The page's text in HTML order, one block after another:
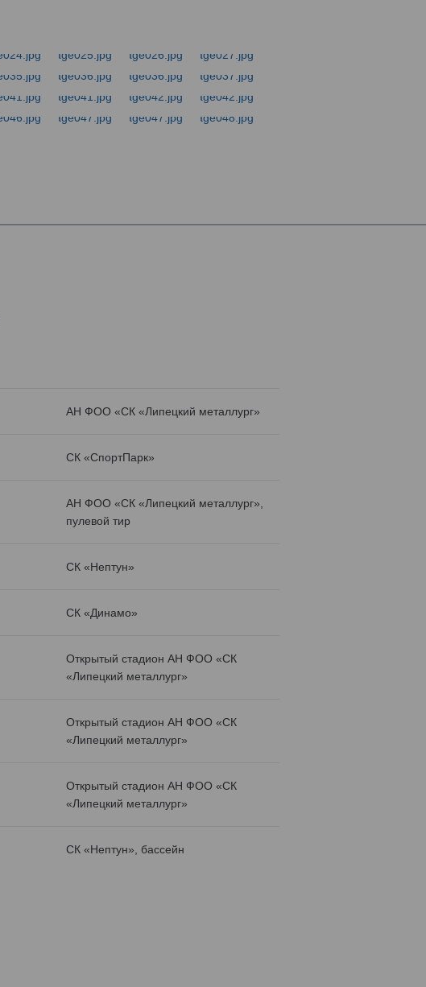
АН ФОО «СК «Липецкий металлург»
СК «СпортПарк»
АН ФОО «СК «Липецкий металлург»,
пулевой тир
СК «Нептун»
СК «Динамо»
Открытый стадион АН ФОО «СК
«Липецкий металлург»
Открытый стадион АН ФОО «СК
«Липецкий металлург»
Открытый стадион АН ФОО «СК
«Липецкий металлург»
СК «Нептун», бассейн